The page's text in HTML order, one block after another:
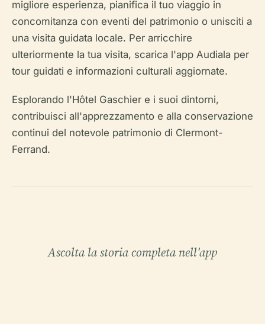
migliore esperienza, pianifica il tuo viaggio in
concomitanza con eventi del patrimonio o unisciti a
una visita guidata locale. Per arricchire
ulteriormente la tua visita, scarica l'app Audiala per
tour guidati e informazioni culturali aggiornate.
Esplorando l'Hôtel Gaschier e i suoi dintorni,
contribuisci all'apprezzamento e alla conservazione
continui del notevole patrimonio di Clermont-
Ferrand.
Ascolta la storia completa nell'app